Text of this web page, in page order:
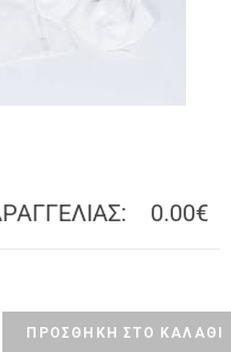
0.00€
ΠΡΟΣΘΉΚΗ ΣΤΟ ΚΑΛΆΘΙ